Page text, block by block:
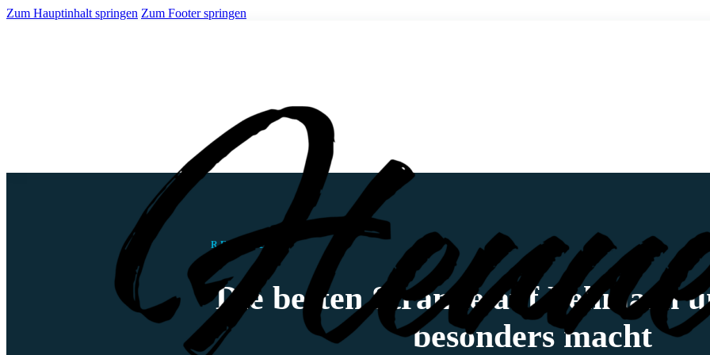
Zum Hauptinhalt springen Zum Footer springen
REISEBLOG
Die besten Strände auf Fehmarn
besonders macht